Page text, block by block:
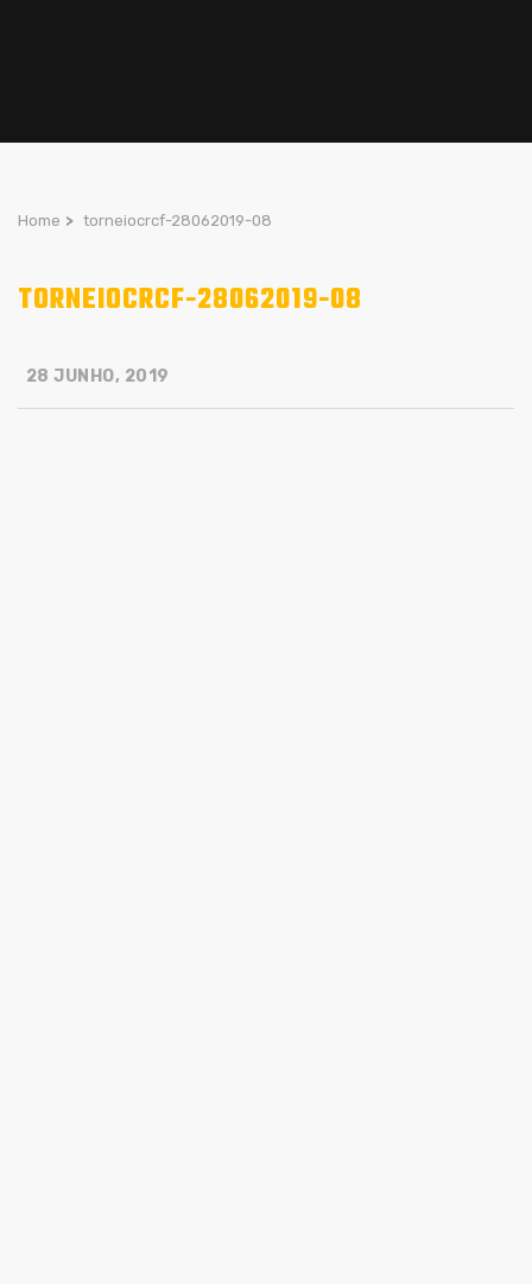
Home > torneiocrcf-28062019-08
TORNEIOCRCF-28062019-08
28 JUNHO, 2019